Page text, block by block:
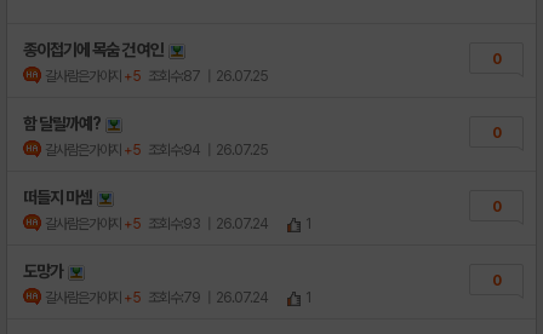
종이접기에 목숨 건 여인
갈사람은가야지 +5 조회수:87 | 26.07.25
0
함 달릴까예?
갈사람은가야지 +5 조회수:94 | 26.07.25
0
떠들지 마셈
갈사람은가야지 +5 조회수:93 | 26.07.24 1
0
도망가
갈사람은가야지 +5 조회수:79 | 26.07.24 1
0